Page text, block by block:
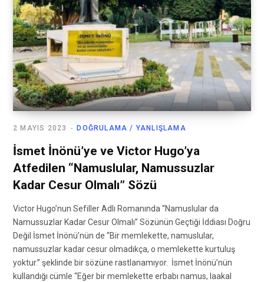
DOĞRULAMA / YANLIŞLAMA
2 MAYIS 2023
İsmet İnönü’ye ve Victor Hugo’ya
Atfedilen “Namuslular, Namussuzlar
Kadar Cesur Olmalı” Sözü
Victor Hugo’nun Sefiller Adlı Romanında “Namuslular da
Namussuzlar Kadar Cesur Olmalı” Sözünün Geçtiği İddiası Doğru
Değil İsmet İnönü’nün de “Bir memlekette, namuslular,
namussuzlar kadar cesur olmadıkça, o memlekette kurtuluş
yoktur.” şeklinde bir sözüne rastlanamıyor. İsmet İnönü’nün
kullandığı cümle “Eğer bir memlekette erbabı namus, laakal